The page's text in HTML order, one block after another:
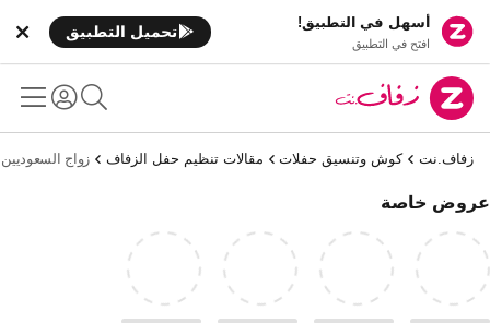
أسهل في التطبيق!
افتح في التطبيق
تحميل التطبيق
زفاف.نت كوش وتنسيق حفلات مقالات تنظيم حفل الزفاف زواج
عروض خاصة